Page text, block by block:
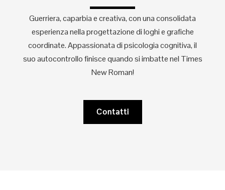
Guerriera, caparbia e creativa, con una consolidata
esperienza nella progettazione di loghi e grafiche
coordinate. Appassionata di psicologia cognitiva, il
suo autocontrollo finisce quando si imbatte nel Times
New Roman!
Contatti